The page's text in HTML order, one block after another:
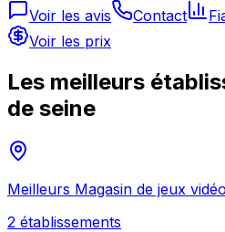
Voir les avis
Contact
Voir les prix
Les meilleurs
de seine
Meilleurs Magasin de jeux vidéo
2 établissements